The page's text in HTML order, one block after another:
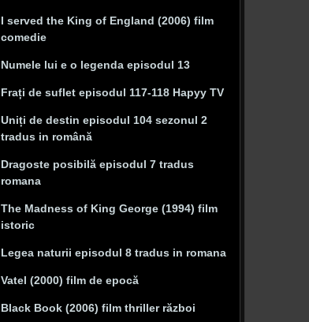
I served the King of England (2006) film
comedie
Numele lui e o legenda episodul 13
Frați de suflet episodul 117-118 Hapyy TV
Uniți de destin episodul 104 sezonul 2
tradus in română
Dragoste posibilă episodul 7 tradus
romana
The Madness of King George (1994) film
istoric
Legea naturii episodul 8 tradus in romana
Vatel (2000) film de epocă
Black Book (2006) film thriller război